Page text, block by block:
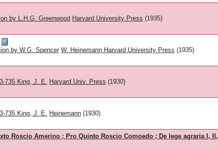
by L.H.G. Greenwood Harvard University Press (1935)
by W.G. Spencer W. Heinemann Harvard University Press (1935)
735 King, J. E. Harvard Univ. Press (1930)
735 King, J. E. Heinemann (1930)
Roscio Amerino ; Pro Quinto Roscio Comoedo ; De lege agraria I, II,